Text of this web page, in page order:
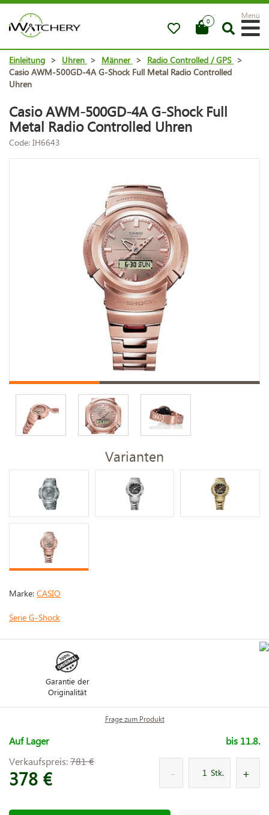
0
Menü
Einleitung > Uhren > Männer > Radio Controlled / GPS >
Casio AWM-500GD-4A G-Shock Full Metal Radio Controlled
Uhren
Casio AWM-500GD-4A G-Shock Full
Metal Radio Controlled Uhren
Code: IH6643
Varianten
Marke: CASIO
Serie G-Shock
Garantie der
Originalität
Frage zum Produkt
Auf Lager
bis 11.8.
Verkaufspreis:781 €
378 € Stk.